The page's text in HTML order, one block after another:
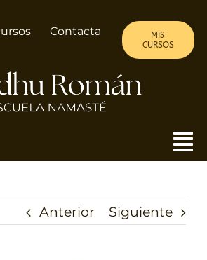
Contacta
MIS
CURSOS
Anterior Siguiente